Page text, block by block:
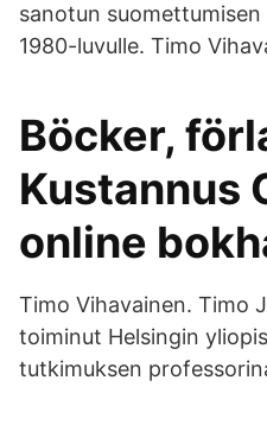
sanotun
1980-luvulle. Timo
Böcker,
Kustannus
online
Timo Vihavainen. Timo
toiminut Helsingin
tutkimuksen